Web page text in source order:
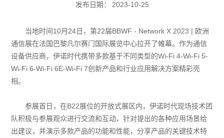
发布日期： 2023-10-25
当地时间10月24日，第22届BBWF - Network X 2023 | 欧洲
通信展在法国巴黎凡尔赛门国际展览中心拉开了帷幕。作为通信
设备供应商，伊诺时代携带多款基于不同类型的Wi-Fi 4-Wi-Fi 5-
Wi-Fi 6-Wi-Fi 6E-Wi-Fi 7创新产品和行业应用解决方案精彩亮
相。
参展首日，在B22展位的开放式展区内，伊诺时代现场技术团
队积极与参展观众进行交流和互动，针对提出的各种应用场景给
出建议，并演示多款产品的功能和性能，分享产品的关键技术特